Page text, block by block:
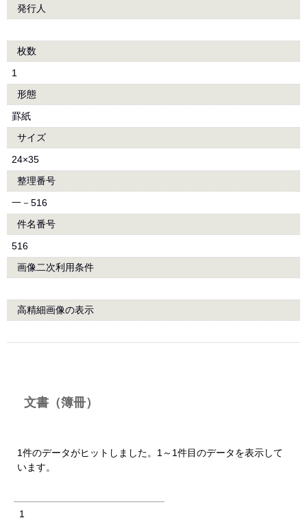
発行人
枚数
1
形態
罫紙
サイズ
24×35
整理番号
一－516
件名番号
516
画像二次利用条件
高精細画像の表示
文書（簿冊）
1件のデータがヒットしました。1～1件目のデータを表示して
います。
1